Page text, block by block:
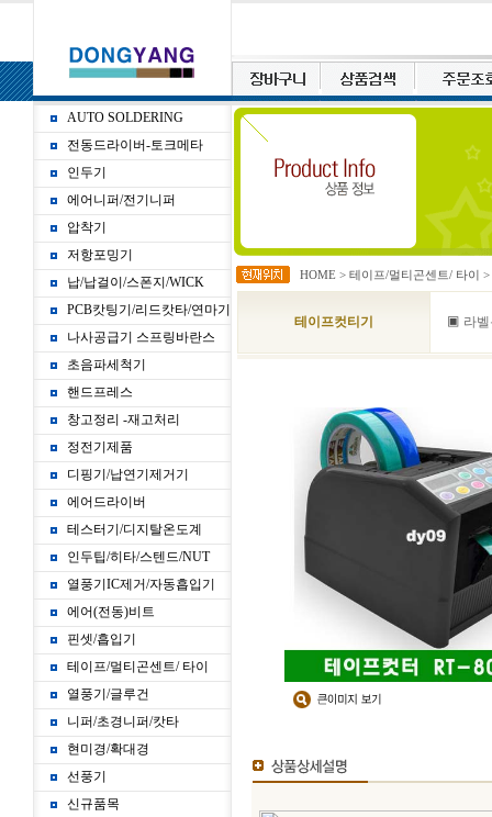
AUTO SOLDERING
전동드라이버-토크메타
인두기
에어니퍼/전기니퍼
압착기
저항포밍기
납/납걸이/스폰지/WICK
PCB캇팅기/리드캇타/연마기
나사공급기 스프링바란스
초음파세척기
핸드프레스
창고정리 -재고처리
정전기제품
디핑기/납연기제거기
에어드라이버
테스터기/디지탈온도계
인두팁/히타/스텐드/NUT
열풍기IC제거/자동흡입기
에어(전동)비트
핀셋/흡입기
테이프/멀티곤센트/ 타이
열풍기/글루건
니퍼/초경니퍼/캇타
현미경/확대경
선풍기
신규품목
HOME > 테이프/멀티곤센트/ 타이 >
테이프컷티기 ▣ 라